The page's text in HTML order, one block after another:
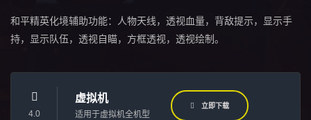
和平精英化境辅助功能：人物天线，透视血量，背敌提示，显示手
持，显示队伍，透视自瞄，方框透视，透视绘制。
4.0
虚拟机
适用于虚拟机全机型
立即下载